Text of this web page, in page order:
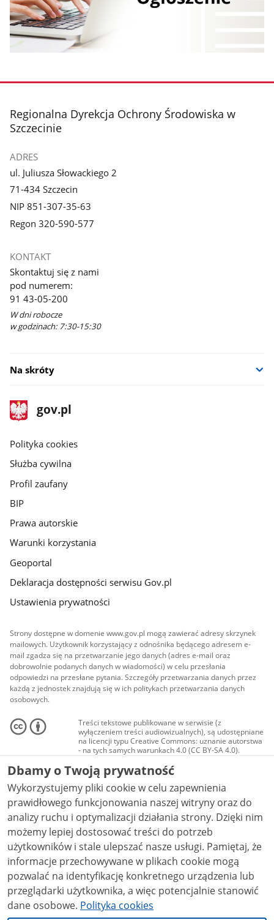
stopka
Regionalna Dyrekcja Ochrony Środowiska w
Szczecinie
ADRES
ul. Juliusza Słowackiego 2
71-434 Szczecin
NIP 851-307-35-63
Regon 320-590-577
KONTAKT
Skontaktuj się z nami
pod numerem:
91 43-05-200
W dni robocze
w godzinach: 7:30-15:30
Na skróty
stopka
gov.pl
Strona
gov.pl
gov.pl
Polityka cookies
Służba cywilna
Profil zaufany
BIP
Prawa autorskie
Warunki korzystania
Geoportal
Deklaracja dostępności serwisu Gov.pl
Ustawienia prywatności
Strony dostępne w domenie www.gov.pl mogą zawierać adresy skrzynek
mailowych. Użytkownik korzystający z odnośnika będącego adresem e-
mail zgadza się na przetwarzanie jego danych (adres e-mail oraz
dobrowolnie podanych danych w wiadomości) w celu przesłania
odpowiedzi na przesłane pytania. Szczegóły przetwarzania danych przez
każdą z jednostek znajdują się w ich politykach przetwarzania danych
osobowych.
Treści tekstowe publikowane w serwisie (z
wyłączeniem treści audiowizualnych), są udostępniane
na licencji typu Creative Commons: uznanie autorstwa
- na tych samych warunkach 4.0 (CC BY-SA 4.0).
Materiały audiowizualne, w tym zdjęcia, materiały
audio i wideo, są udostępniane na licencji typu
Creative Commons: uznanie autorstwa użycie
niekomercyjne - bez utworów zależnych 4.0 (CC BY-
NC-ND 4.0), o ile nie jest to stwierdzone inaczej.
Dbamy o Twoją prywatność
Wykorzystujemy pliki cookie w celu zapewnienia
prawidłowego funkcjonowania naszej witryny oraz do
analizy ruchu i optymalizacji działania strony. Dzięki nim
możemy lepiej dostosować treści do potrzeb
użytkowników i stale ulepszać nasze usługi. Pamiętaj, że
informacje przechowywane w plikach cookie mogą
pozwalać na identyfikację konkretnego urządzenia lub
przeglądarki użytkownika, a więc potencjalnie stanowić
dane osobowe. Polityka cookies